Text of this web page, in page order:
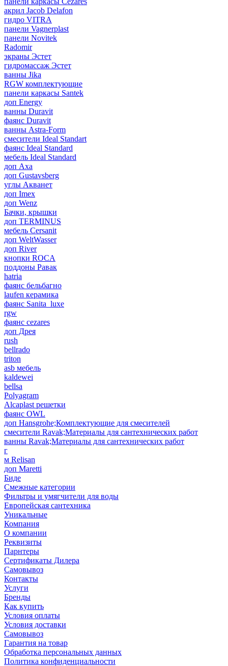
акрил Jacob Delafon
гидро VITRA
панели Vagnerplast
панели Novitek
Radomir
экраны Эстет
гидромассаж Эстет
ванны Jika
RGW комплектующие
панели каркасы Santek
доп Energy
ванны Duravit
фаянс Duravit
ванны Astra-Form
смесители Ideal Standart
фаянс Ideal Standard
мебель Ideal Standard
доп Axa
доп Gustavsberg
углы Акванет
доп Imex
доп Wenz
Бачки, крышки
доп TERMINUS
мебель Cersanit
доп WeltWasser
доп River
кнопки ROCA
поддоны Равак
hatria
фаянс бельбагно
laufen керамика
фаянс Sanita_luxe
rgw
фаянс cezares
доп Дрея
rush
bellrado
triton
asb мебель
kaldewei
bellsa
Polyagram
Alcaplast решетки
фаянс OWL
доп Hansgrohe;Комплектующие для смесителей
смесители Ravak;Материалы для сантехнических работ
ванны Ravak;Материалы для сантехнических работ
г
м Relisan
доп Maretti
Биде
Смежные категории
Фильтры и умягчители для воды
Европейская сантехника
Уникальные
Компания
О компании
Реквизиты
Парнтеры
Сертификаты Дилера
Самовывоз
Контакты
Услуги
Бренды
Как купить
Условия оплаты
Условия доставки
Самовывоз
Гарантия на товар
Обработка персональных данных
Политика конфиденциальности